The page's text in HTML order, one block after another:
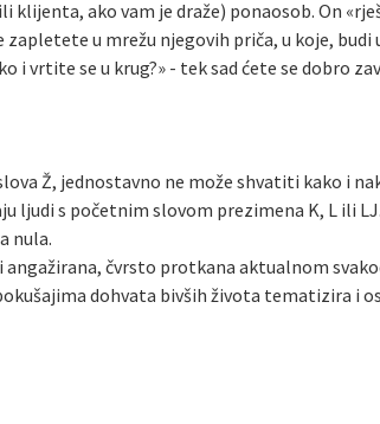
ako vam je draže) ponaosob. On
u mrežu njegovih priča, u koje,
i vrtite se u krug?» - tek sad ćete se dobro
Ž, jednostavno ne može shvatiti kako i
ljudi s početnim slovom prezimena K, L ili
nula.
angažirana, čvrsto protkana aktualnom
dohvata bivših života tematizira i